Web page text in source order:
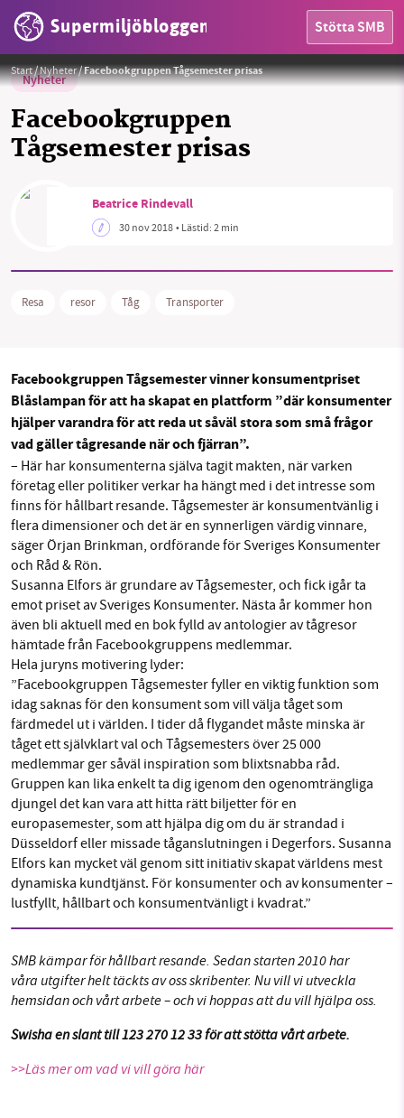
Supermiljöbloggen Stötta SMB
OMRÅDEN
OM OSS
Sök Sparade inlägg Tipsa oss
Facebook Instagram BlueSky
Threads LinkedIn
Start/Nyheter/Facebookgruppen Tågsemester prisas
Nyheter
Facebookgruppen
Tågsemester prisas
Foto:vonderauvisuals
Beatrice Rindevall
30 nov 2018• Lästid:2 min
Resa resor Tåg Transporter
Facebookgruppen Tågsemester vinner konsumentpriset
Blåslampan för att ha skapat en plattform ”där konsumenter
hjälper varandra för att reda ut såväl stora som små frågor
vad gäller tågresande när och fjärran”.
– Här har konsumenterna själva tagit makten, när varken
företag eller politiker verkar ha hängt med i det intresse som
finns för hållbart resande. Tågsemester är konsumentvänlig i
flera dimensioner och det är en synnerligen värdig vinnare,
säger Örjan Brinkman, ordförande för Sveriges Konsumenter
och Råd & Rön.
Susanna Elfors är grundare av Tågsemester, och fick igår ta
emot priset av Sveriges Konsumenter. Nästa år kommer hon
även bli aktuell med en bok fylld av antologier av tågresor
hämtade från Facebookgruppens medlemmar.
Hela juryns motivering lyder:
”Facebookgruppen Tågsemester fyller en viktig funktion som
idag saknas för den konsument som vill välja tåget som
färdmedel ut i världen. I tider då flygandet måste minska är
tåget ett självklart val och Tågsemesters över 25 000
medlemmar ger såväl inspiration som blixtsnabba råd.
Gruppen kan lika enkelt ta dig igenom den ogenomträngliga
djungel det kan vara att hitta rätt biljetter för en
europasemester, som att hjälpa dig om du är strandad i
Düsseldorf eller missade tåganslutningen i Degerfors. Susanna
Elfors kan mycket väl genom sitt initiativ skapat världens mest
dynamiska kundtjänst. För konsumenter och av konsumenter –
lustfyllt, hållbart och konsumentvänligt i kvadrat.”
SMB kämpar för hållbart resande. Sedan starten 2010 har
våra utgifter helt täckts av oss skribenter. Nu vill vi utveckla
hemsidan och vårt arbete – och vi hoppas att du vill hjälpa oss.
Swisha en slant till 123 270 12 33 för att stötta vårt arbete.
>>Läs mer om vad vi vill göra här
SMB kämpar för en hållbar framtid. Sedan
starten 2010 har vår ideella redaktion drivit
miljödebatten framåt genom
nyhetsbevakning och granskningar. Nu vill vi
utveckla vårt arbete – och vi hoppas att du
vill hjälpa oss.
Stötta vårt arbete genom att swisha en slant till
1231368703
Läs vad vi vill göra